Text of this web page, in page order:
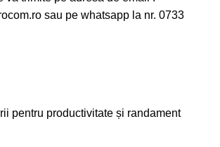
sau pe whatsapp la nr. 0733
pentru productivitate și randament